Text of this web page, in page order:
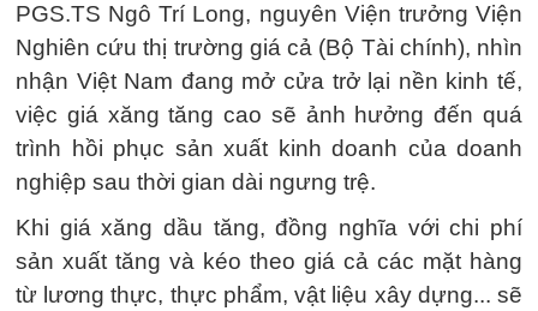
PGS.TS Ngô Trí Long, nguyên Viện trưởng Viện
Nghiên cứu thị trường giá cả (Bộ Tài chính), nhìn
nhận Việt Nam đang mở cửa trở lại nền kinh tế,
việc giá xăng tăng cao sẽ ảnh hưởng đến quá
trình hồi phục sản xuất kinh doanh của doanh
nghiệp sau thời gian dài ngưng trệ.
Khi giá xăng dầu tăng, đồng nghĩa với chi phí
sản xuất tăng và kéo theo giá cả các mặt hàng
từ lương thực, thực phẩm, vật liệu xây dựng... sẽ